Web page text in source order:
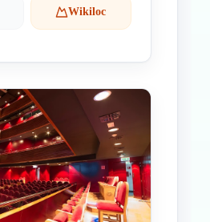
Wikiloc